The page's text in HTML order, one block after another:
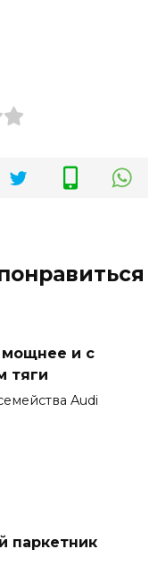
и с
тяги
Audi
паркетник